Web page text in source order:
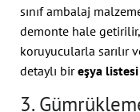
sınıf ambalaj
demonte hale getirilir,
koruyucularla sarılır
detaylı bireşya
3.